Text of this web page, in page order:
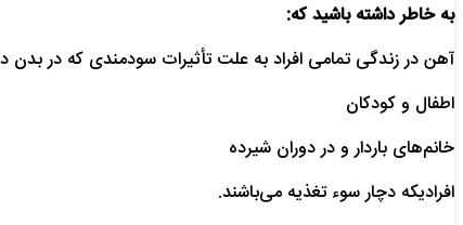
به خاطر داشته باشید که:
آهن در زندگی تمامی افراد به علت تأثیرات سودمندی که در بدن
اطفال و کودکان
خانم‌های باردار و در دوران شیرده
افرادیکه دچار سوء تغذیه می‌باشند.